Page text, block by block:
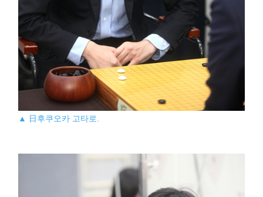
▲ 日후쿠오카 고타로.